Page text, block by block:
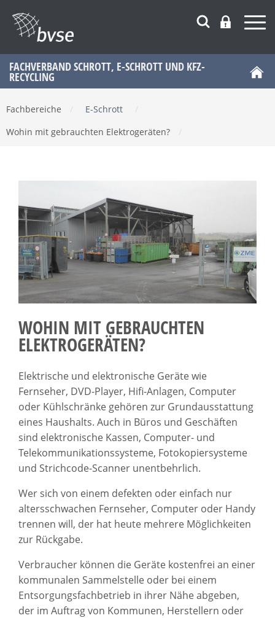
FACHVERBAND SCHROTT, E-SCHROTT UND KFZ-
RECYCLING
Fachbereiche E-Schrott
Wohin mit gebrauchten Elektrogeräten?
WOHIN MIT GEBRAUCHTEN
ELEKTROGERÄTEN?
Elektrische und elektronische Geräte wie
Fernseher, DVD-Player, Hifi-Anlagen, Computer
oder Kühlschränke gehören zur Grundausstattung
eines Haushalts. Auch in Büros und Geschäften
sind elektronische Kassen, Computer- und
Telekommunikationssysteme, Fotokopiersysteme
und Strichcode-Scanner unentbehrlich.
Wer sich von einem defekten oder einfach nur
altersschwachen Fernseher, Computer oder Handy
trennen will, der hat heute mehrere Möglichkeiten
zur Rückgabe.
Verbraucher können die Geräte kostenfrei an einer
kommunalen Sammelstelle oder bei einem
Entsorgungsfachbetrieb in ihrer Nähe abgeben,
der im Auftrag von Kommunen, Herstellern oder